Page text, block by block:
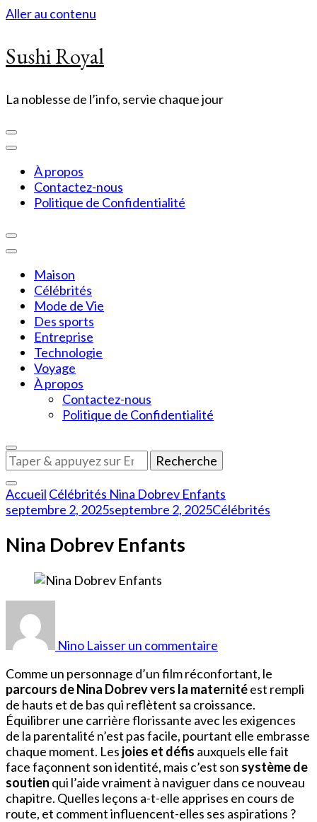
Aller au contenu
Sushi Royal
La noblesse de l’info, servie chaque jour
À propos
Contactez-nous
Politique de Confidentialité
Maison
Célébrités
Mode de Vie
Des sports
Entreprise
Technologie
Voyage
À propos
Contactez-nous
Politique de Confidentialité
Vous
recherchiez
quelque
chose
?
Accueil Célébrités Nina Dobrev Enfants
septembre 2, 2025septembre 2, 2025Célébrités
Nina Dobrev Enfants
Nino Laisser un commentaire
Enfants
Comme un personnage d’un film réconfortant, le
parcours de Nina Dobrev vers la maternitéest rempli
de hauts et de bas qui reflètent sa croissance.
Équilibrer une carrière florissante avec les exigences
de la parentalité n’est pas facile, pourtant elle embrasse
chaque moment. Les joies et défis auxquels elle fait
face façonnent son identité, mais c’est son système de
soutien qui l’aide vraiment à naviguer dans ce nouveau
chapitre. Quelles leçons a-t-elle apprises en cours de
route, et comment influencent-elles ses aspirations ?